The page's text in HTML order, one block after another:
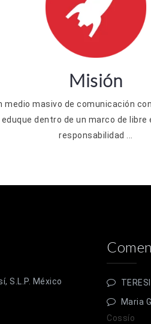
Misión
medio masivo de comunicación
eduque dentro de un marco de libre
responsabilidad ...
S.L.P. México
Maria
Cossío